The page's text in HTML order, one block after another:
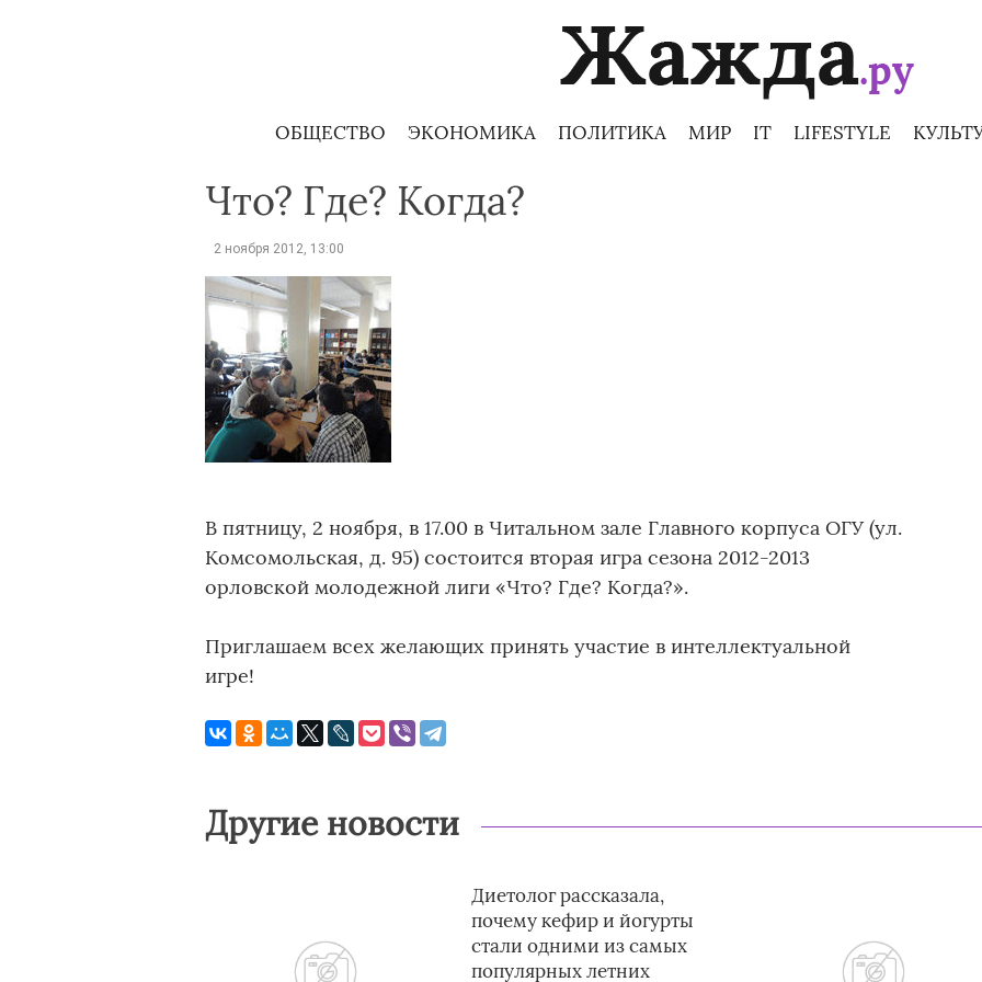
ОБЩЕСТВО ЭКОНОМИКА ПОЛИТИКА МИР IT LIFESTYLE
Что? Где? Когда?
2 ноября 2012, 13:00
В пятницу, 2 ноября, в 17.00 в Читальном зале Главного корпуса ОГУ (ул.
Комсомольская, д. 95) состоится вторая игра сезона 2012-2013
орловской молодежной лиги «Что? Где? Когда?».
Приглашаем всех желающих принять участие в интеллектуальной
игре!
Другие новости
Диетолог рассказала,
почему кефир и йогурты
стали одними из самых
популярных летних